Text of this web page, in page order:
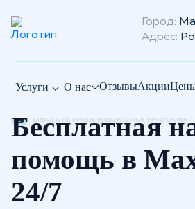
Город:
Адрес:
Услуги О нас ОтзывыАкции
Бесплатная наркологическая
Бесплатная
помощь в
24/7